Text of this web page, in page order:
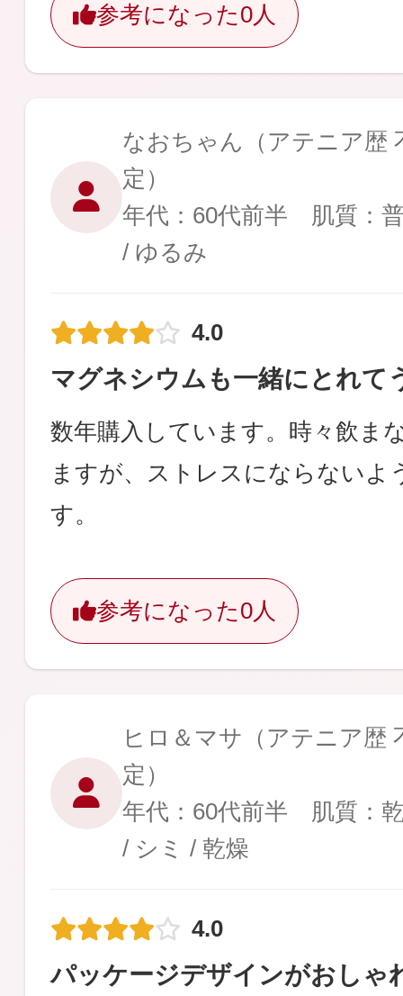
参考になった0人
なおちゃん （アテニア歴
定）
年代：60代前半 肌質：
/ ゆるみ
4.0
マグネシウムも一緒にとれて
数年購入しています。時々飲ま
ますが、ストレスにならないよ
す。
参考になった0人
ヒロ＆マサ （アテニア歴
定）
年代：60代前半 肌質：
/ シミ / 乾燥
4.0
パッケージデザインがおしゃ